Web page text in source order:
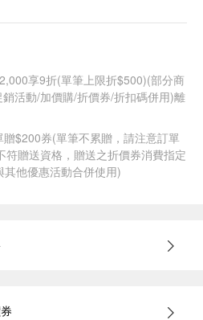
享9折(單筆上限折$500)(部分商
活動/加價購/折價券/折扣碼併用)離
$200券(單筆不累贈，請注意訂單
符贈送資格，贈送之折價券消費指定
他優惠活動合併使用)